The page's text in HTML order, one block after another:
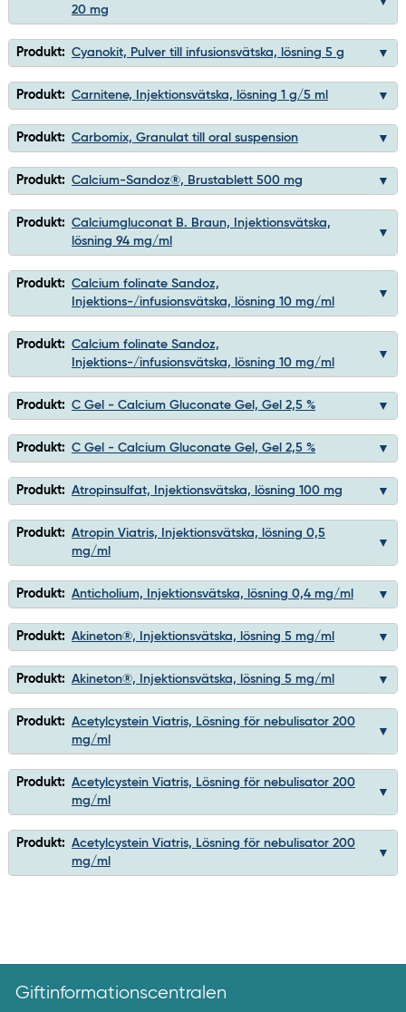
20 mg
Produkt: Cyanokit, Pulver till infusionsvätska, lösning 5 g
Produkt: Carnitene, Injektionsvätska, lösning 1 g/5 ml
Produkt: Carbomix, Granulat till oral suspension
Produkt: Calcium-Sandoz®, Brustablett 500 mg
Produkt: Calciumgluconat B. Braun, Injektionsvätska,
lösning 94 mg/ml
Produkt: Calcium folinate Sandoz,
Injektions-/infusionsvätska, lösning 10 mg/ml
Produkt: Calcium folinate Sandoz,
Injektions-/infusionsvätska, lösning 10 mg/ml
Produkt: C Gel - Calcium Gluconate Gel, Gel 2,5 %
Produkt: C Gel - Calcium Gluconate Gel, Gel 2,5 %
Produkt: Atropinsulfat, Injektionsvätska, lösning 100 mg
Produkt: Atropin Viatris, Injektionsvätska, lösning 0,5
mg/ml
Produkt: Anticholium, Injektionsvätska, lösning 0,4 mg/ml
Produkt: Akineton®, Injektionsvätska, lösning 5 mg/ml
Produkt: Akineton®, Injektionsvätska, lösning 5 mg/ml
Produkt: Acetylcystein Viatris, Lösning för nebulisator 200
mg/ml
Produkt: Acetylcystein Viatris, Lösning för nebulisator 200
mg/ml
Produkt: Acetylcystein Viatris, Lösning för nebulisator 200
mg/ml
Giftinformationscentralen